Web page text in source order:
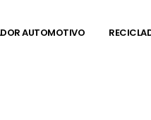
AUTOMOTIVO